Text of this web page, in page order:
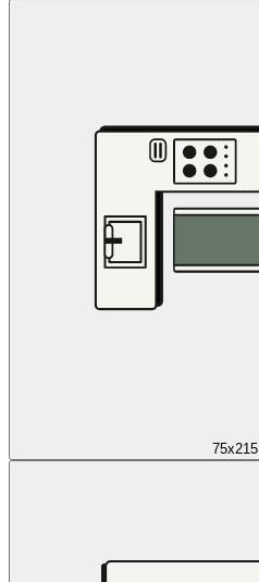
75x215